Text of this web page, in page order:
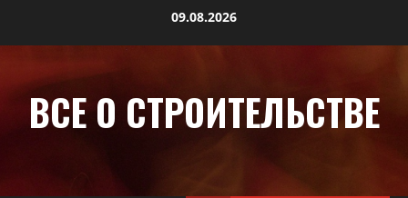
09.08.2026
ВСЕ О СТРОИТЕЛЬСТВЕ